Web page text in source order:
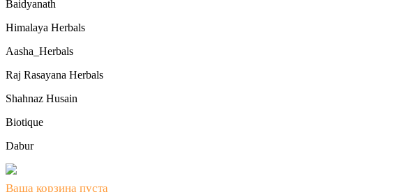
Baidyanath
Himalaya Herbals
Aasha_Herbals
Raj Rasayana Herbals
Shahnaz Husain
Biotique
Dabur
Ваша корзина пуста